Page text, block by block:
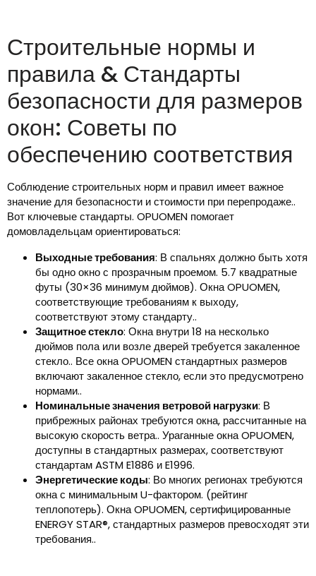
Строительные нормы и
правила & Стандарты
безопасности для размеров
окон: Советы по
обеспечению соответствия
Соблюдение строительных норм и правил имеет важное
значение для безопасности и стоимости при перепродаже..
Вот ключевые стандарты. OPUOMEN помогает
домовладельцам ориентироваться:
Выходные требования: В спальнях должно быть хотя
бы одно окно с прозрачным проемом. 5.7 квадратные
футы (30×36 минимум дюймов). Окна OPUOMEN,
соответствующие требованиям к выходу,
соответствуют этому стандарту..
Защитное стекло: Окна внутри 18 на несколько
дюймов пола или возле дверей требуется закаленное
стекло.. Все окна OPUOMEN стандартных размеров
включают закаленное стекло, если это предусмотрено
нормами..
Номинальные значения ветровой нагрузки: В
прибрежных районах требуются окна, рассчитанные на
высокую скорость ветра.. Ураганные окна OPUOMEN,
доступны в стандартных размерах, соответствуют
стандартам ASTM E1886 и E1996.
Энергетические коды: Во многих регионах требуются
окна с минимальным U-фактором. (рейтинг
теплопотерь). Окна OPUOMEN, сертифицированные
ENERGY STAR®, стандартных размеров превосходят эти
требования..